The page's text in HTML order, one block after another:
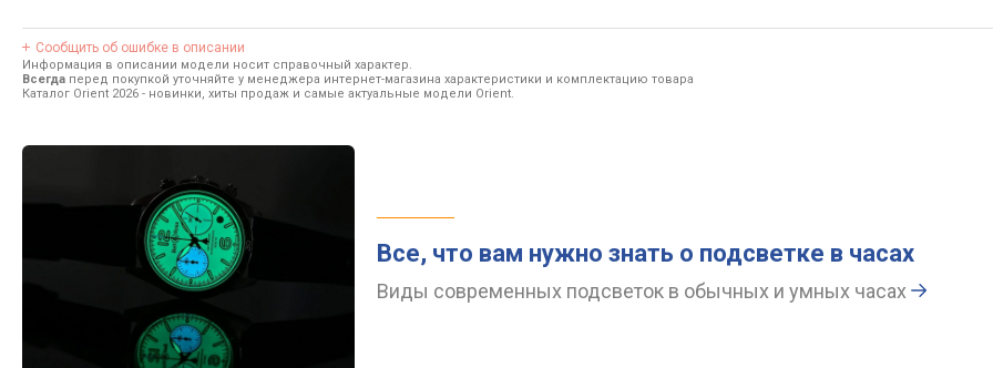
Сообщить об ошибке в описании
Информация в описании модели носит справочный характер.
Всегда перед покупкой уточняйте у менеджера интернет-магазина характеристики и комплектацию товара
Каталог Orient 2026 - новинки, хиты продаж и самые актуальные модели Orient.
Все, что вам нужно знать о подсветке в часах
Виды современных подсветок в обычных и умных часах